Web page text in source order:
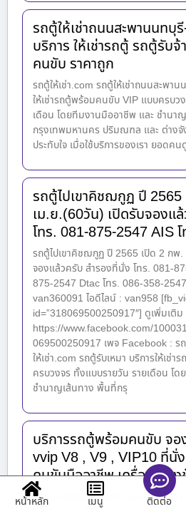
รถตู้ให้เช่าถนนสะพานนทบุ
บริการ ให้เช่ารถตู้ รถตู้รับ
คนขับ ราคาถูก
รถตู้ให้เช่า.com รถตู้ให้เช่าถนนสะพา
ให้เช่ารถตู้พร้อมคนขับ VIP แบบครบว
เดือน โดยทีมงานมืออาชีพ และ ชำนา
กรุงเทพมหานคร ปริมณฑล และ ต่าง
ประทับใจ เมื่อใช้บริการของเรา ยอดค
รถตู้ไปเขาคิชฌกูฏ ปี
เม.ย.(60วัน) เปิดรับจองแ
โทร. 081-875-2547 AIS
รถตู้ไปเขาคิชฌกูฏ ปี 2565 เปิด 2 กพ
จองแล้วครับ สำรองที่นั่ง โทร. 081-
875-2547 Dtac โทร. 086-358-
van360091 ไอดีไลน์ : van958
id=”318069500250917″] ดูเพิ่มเติม
https://www.facebook.com/
069500250917 เพจ Facebook : ร
ให้เช่า.com รถตู้รับเหมา บริการให้เช่
ครบวงจร ทั้งแบบรายวัน รายเดือน โ
ชำนาญเส้นทาง พื้นที่กรุ
บริการรถตู้พร้อมคนขับ จอ
vvip V8 , V9 , VIP10 ที่นั่
คนขับมืออาชีพ เครื่องเสีย
บริการรถตู้พร้อมคนขับ จองรถตู้ออนิว
หน้าหลัก เมนู ติดต่อ